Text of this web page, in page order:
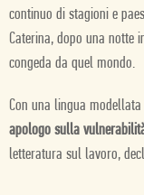
continuo di stagioni e
Caterina, dopo una notte
congeda da quel mondo.
Con una lingua
apologo sulla
letteratura sul lavoro,